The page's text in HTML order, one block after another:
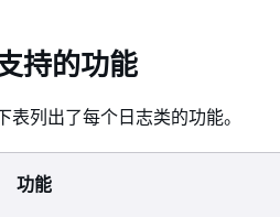
持的功能
表列出了每个日志类的功能。
功能